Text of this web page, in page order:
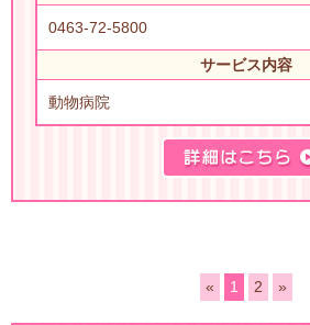
0463-72-5800
サービス内容
動物病院
« 1 2 »